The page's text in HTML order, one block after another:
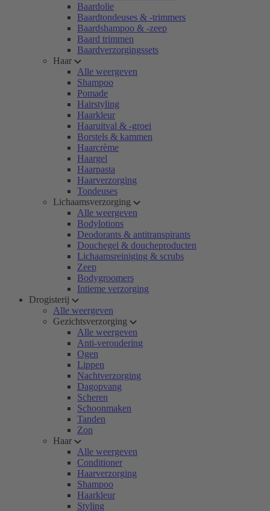
Baardolie
Baardtondeuses & -trimmers
Baardshampoo & -zeep
Baard trimmen
Baardverzorgingssets
Haar
Alle weergeven
Shampoo
Pomade
Hairstyling
Haarkleur
Haaruitval & -groei
Borstels & kammen
Haarcrème
Haargel
Haarpasta
Haarverzorging
Tondeuses
Lichaamsverzorging
Alle weergeven
Bodylotions
Deodorants & antitranspirants
Douchegel & doucheproducten
Lichaamsreiniging & scrubs
Zeep
Bodygroomers
Intieme verzorging
Drogisterij
Alle weergeven
Gezichtsverzorging
Alle weergeven
Anti-veroudering
Ogen
Lippen
Nachtverzorging
Dagopvang
Scheren
Schoonmaken
Tanden
Zon
Haar
Alle weergeven
Conditioner
Haarverzorging
Shampoo
Haarkleur
Styling